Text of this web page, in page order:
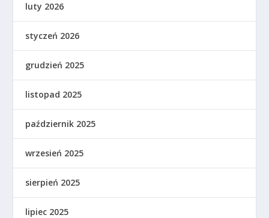
luty 2026
styczeń 2026
grudzień 2025
listopad 2025
październik 2025
wrzesień 2025
sierpień 2025
lipiec 2025